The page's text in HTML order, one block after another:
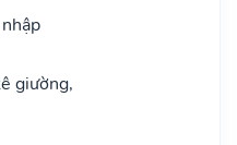
giường,